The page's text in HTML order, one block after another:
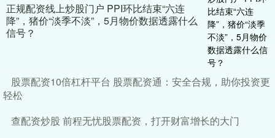
正规配资线上炒股门户 PPI环比结束“六连
降”，猪价“淡季不淡”，5月物价数据透露什么
信号？
股票配资10倍杠杆平台 股票配资通：安全合规，助你投资更
轻松
查配资炒股 前程无忧股票配资，打开财富增长的大门